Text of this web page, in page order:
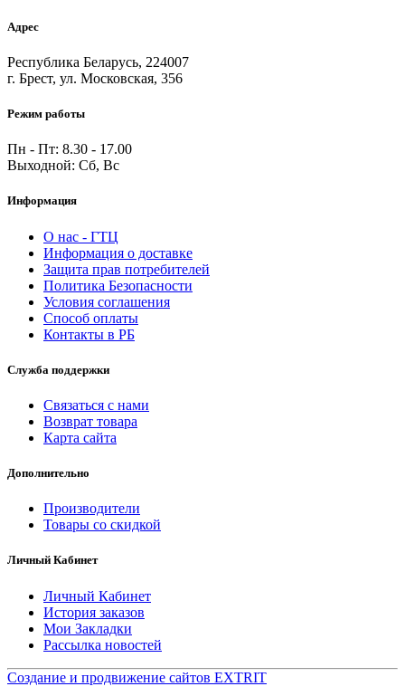
Адрес
Республика Беларусь, 224007
г. Брест, ул. Московская, 356
Режим работы
Пн - Пт: 8.30 - 17.00
Выходной: Сб, Вс
Информация
О нас - ГТЦ
Информация о доставке
Защита прав потребителей
Политика Безопасности
Условия соглашения
Способ оплаты
Контакты в РБ
Служба поддержки
Связаться с нами
Возврат товара
Карта сайта
Дополнительно
Производители
Товары со скидкой
Личный Кабинет
Личный Кабинет
История заказов
Мои Закладки
Рассылка новостей
Создание и продвижение сайтов EXTRIT